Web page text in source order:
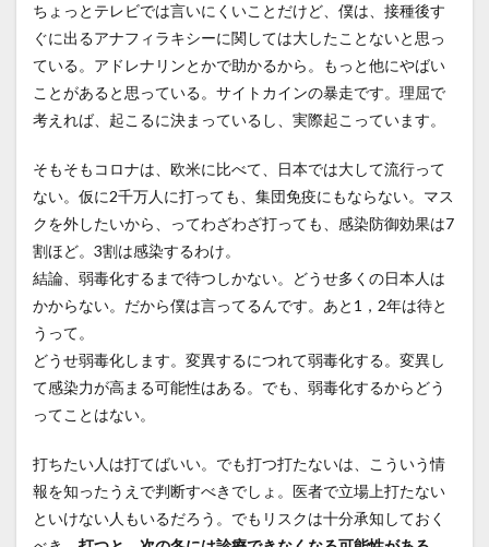
ちょっとテレビでは言いにくいことだけど、僕は、接種後す
ぐに出るアナフィラキシーに関しては大したことないと思っ
ている。アドレナリンとかで助かるから。もっと他にやばい
ことがあると思っている。サイトカインの暴走です。理屈で
考えれば、起こるに決まっているし、実際起こっています。
そもそもコロナは、欧米に比べて、日本では大して流行って
ない。仮に2千万人に打っても、集団免疫にもならない。マス
クを外したいから、ってわざわざ打っても、感染防御効果は7
割ほど。3割は感染するわけ。
結論、弱毒化するまで待つしかない。どうせ多くの日本人は
かからない。だから僕は言ってるんです。あと1，2年は待と
うって。
どうせ弱毒化します。変異するにつれて弱毒化する。変異し
て感染力が高まる可能性はある。でも、弱毒化するからどう
ってことはない。
打ちたい人は打てばいい。でも打つ打たないは、こういう情
報を知ったうえで判断すべきでしょ。医者で立場上打たない
といけない人もいるだろう。でもリスクは十分承知しておく